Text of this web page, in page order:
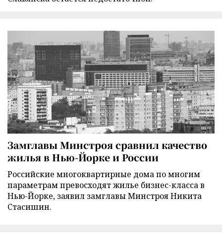
Замглавы Минстроя сравнил качество
жилья в Нью-Йорке и России
Российские многоквартирные дома по многим
параметрам превосходят жилье бизнес-класса в
Нью-Йорке, заявил замглавы Минстроя Никита
Стасишин.